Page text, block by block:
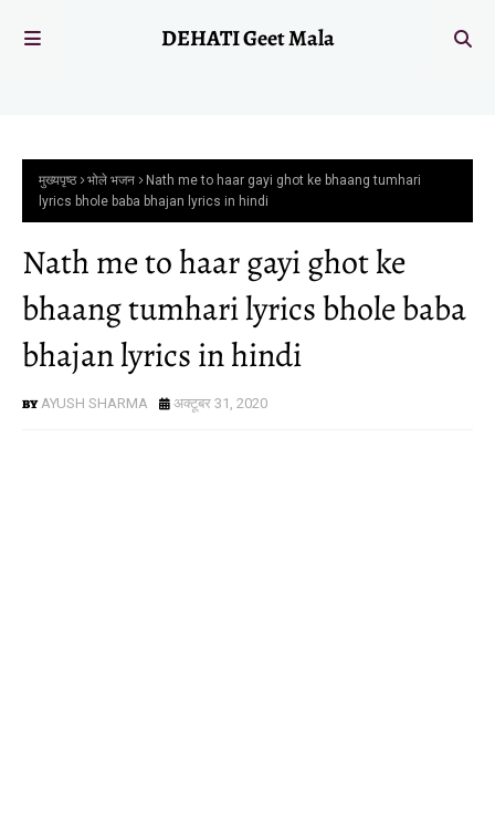
DEHATI Geet Mala
मुख्यपृष्ठ भोले भजन
Nath me to haar gayi ghot ke bhaang tumhari
lyrics bhole baba bhajan lyrics in hindi
Nath me to haar gayi ghot ke
bhaang tumhari lyrics bhole baba
bhajan lyrics in hindi
AYUSH SHARMA अक्टूबर 31, 2020